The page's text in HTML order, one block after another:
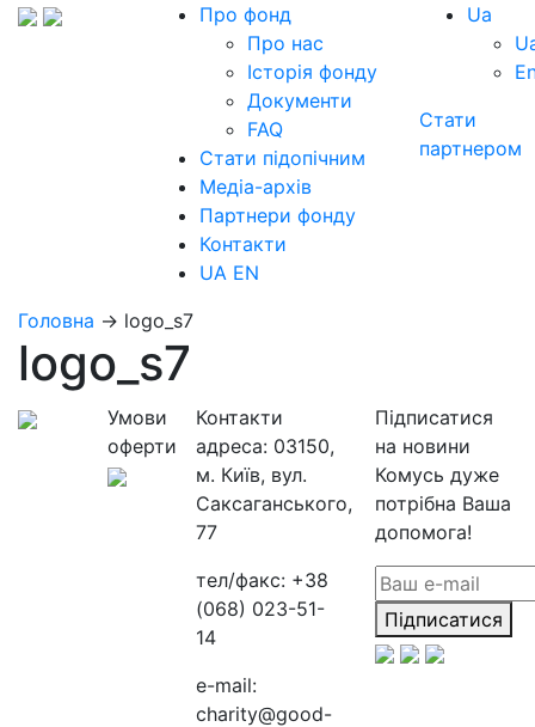
Про фонд
Про нас
Історія фонду
Документи
FAQ
Стати підопічним
Медіа-архів
Партнери фонду
Контакти
UA EN
Ua
Стати
партнером
Головна → logo_s7
logo_s7
Умови
оферти
Контакти
адреса: 03150,
м. Київ, вул.
Саксаганського,
77
тел/факс: +38
(068) 023-51-
14
e-mail:
charity@good-
Підписатися
на новини
Комусь дуже
потрібна Ваша
допомога!
Підписатися